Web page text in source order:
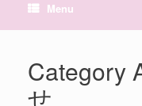
Menu
Category
せ